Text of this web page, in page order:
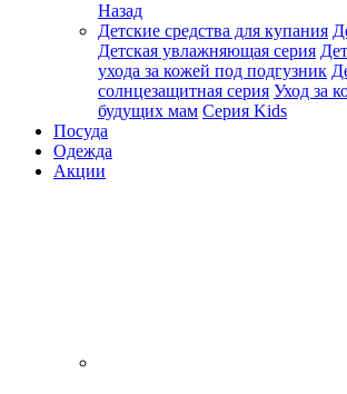
Назад
Детские средства для купания
Детская увлажняющая серия
ухода за кожей под подгузник
солнцезащитная серия Уход за
будущих мам Серия Kids
Посуда
Одежда
Акции